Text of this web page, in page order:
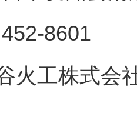
8601
工株式会社